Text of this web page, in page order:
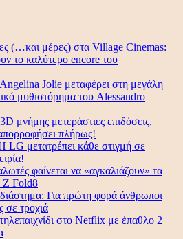
(…και μέρες) στα Village Cinemas:
το καλύτερο encore του
Jolie μεταφέρει στη μεγάλη
μυθιστόρημα του Alessandro
μνήμης μετεράστιες επιδόσεις,
πλήρως!
μετατρέπει κάθε στιγμή σε
φαίνεται να «αγκαλιάζουν» τα
Z Fold8
Για πρώτη φορά άνθρωποι
σε τροχιά
στο Netflix με έπαθλο 2